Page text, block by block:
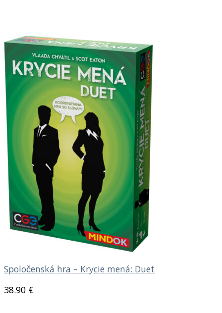
Spoločenská hra – Krycie mená: Duet
38.90 €